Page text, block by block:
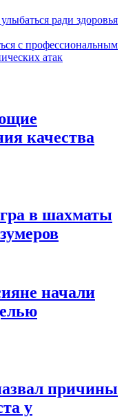
ради здоровья
с профессиональным
атак
качества
в шахматы
начали
причины
у